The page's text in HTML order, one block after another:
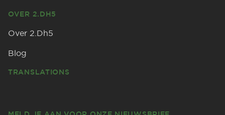
OVER 2.DH5
Over 2.Dh5
Blog
TRANSLATIONS